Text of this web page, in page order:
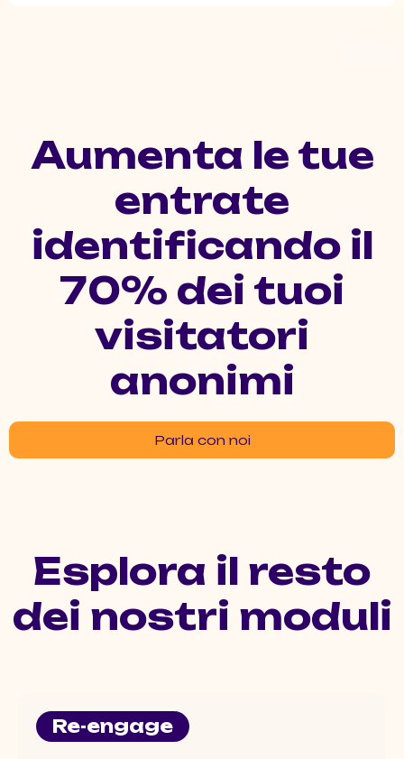
Aumenta le tue
entrate
identificando il
70% dei tuoi
visitatori
anonimi
Parla con noi
Esplora il resto
dei nostri moduli
Re-engage